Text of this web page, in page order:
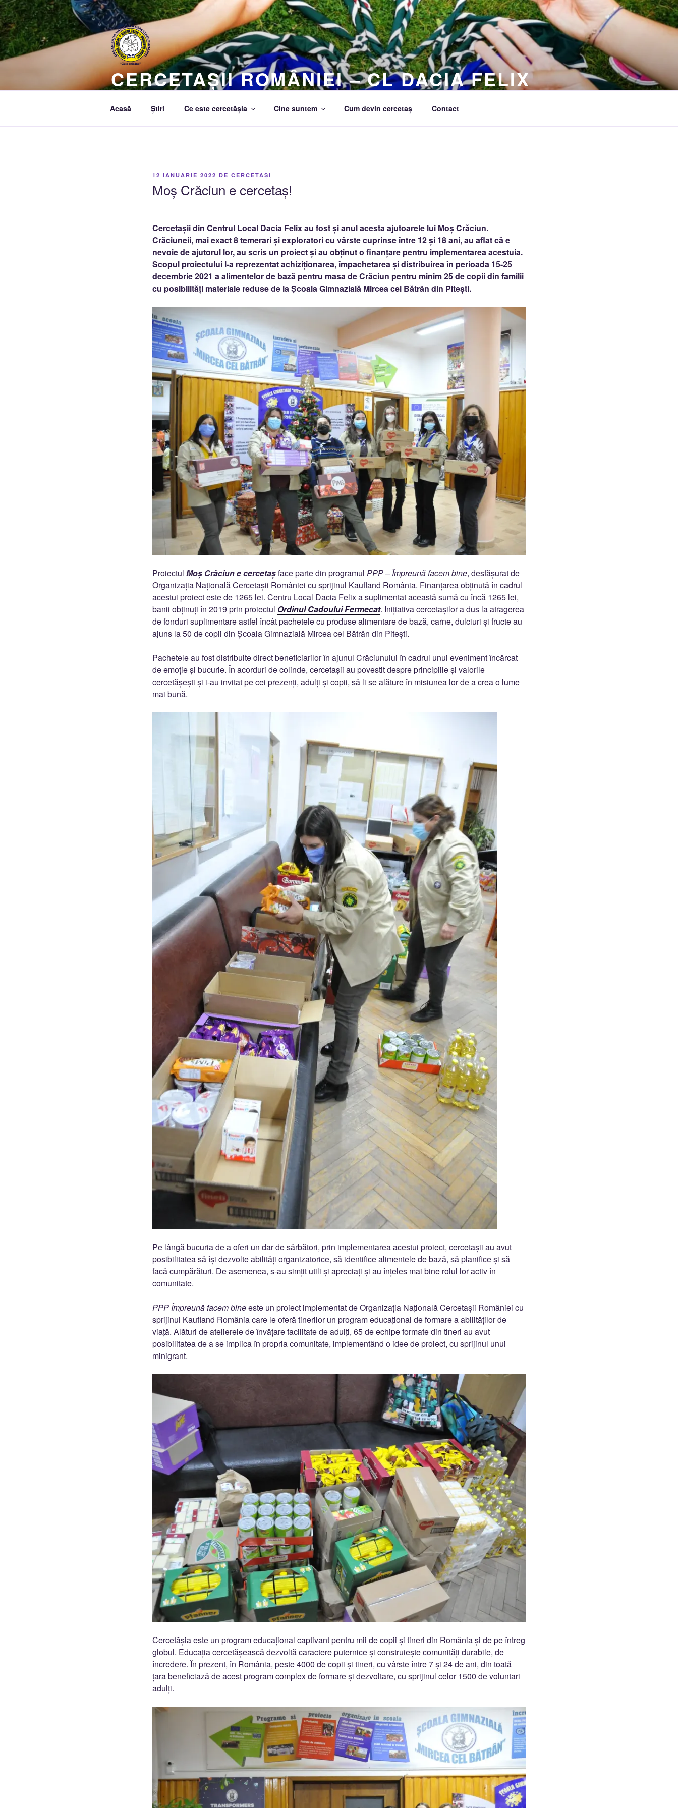
Sari
la
conținut
CERCETAȘII ROMÂNIEI – CL DACIA FELIX
Acasă Știri Ce este cercetășia Cine suntem Cum devin cercetaș Contact
PUBLICAT
12 IANUARIE 2022 DE CERCETAȘI
Moș Crăciun e cercetaș!
Cercetașii din Centrul Local Dacia Felix au fost și anul acesta ajutoarele lui Moș Crăciun.
Crăciuneii, mai exact 8 temerari și exploratori cu vârste cuprinse între 12 și 18 ani, au aflat că e
nevoie de ajutorul lor, au scris un proiect și au obținut o finanțare pentru implementarea acestuia.
Scopul proiectului l-a reprezentat achiziționarea, împachetarea și distribuirea în perioada 15-25
decembrie 2021 a alimentelor de bază pentru masa de Crăciun pentru minim 25 de copii din familii
cu posibilități materiale reduse de la Școala Gimnazială Mircea cel Bătrân din Pitești.
Proiectul Moș Crăciun e cercetașface parte din programul PPP – Împreună facem bine, desfășurat de
Organizația Națională Cercetașii României cu sprijinul Kaufland România. Finanțarea obținută în cadrul
acestui proiect este de 1265 lei. Centru Local Dacia Felix a suplimentat această sumă cu încă 1265 lei,
banii obținuți în 2019 prin proiectul Ordinul Cadoului Fermecat. Inițiativa cercetașilor a dus la atragerea
de fonduri suplimentare astfel încât pachetele cu produse alimentare de bază, carne, dulciuri și fructe au
ajuns la 50 de copii din Școala Gimnazială Mircea cel Bătrân din Pitești.
Pachetele au fost distribuite direct beneficiarilor în ajunul Crăciunului în cadrul unui eveniment încărcat
de emoție și bucurie. În acorduri de colinde, cercetașii au povestit despre principiile și valorile
cercetășești și i-au invitat pe cei prezenți, adulți și copii, să li se alăture în misiunea lor de a crea o lume
mai bună.
Pe lângă bucuria de a oferi un dar de sărbători, prin implementarea acestui proiect, cercetașii au avut
posibilitatea să își dezvolte abilități organizatorice, să identifice alimentele de bază, să planifice și să
facă cumpărături. De asemenea, s-au simțit utili și apreciați și au înțeles mai bine rolul lor activ în
comunitate.
PPP Împreună facem bineeste un proiect implementat de Organizația Națională Cercetașii României cu
sprijinul Kaufland România care le oferă tinerilor un program educațional de formare a abilităților de
viață. Alături de atelierele de învățare facilitate de adulți, 65 de echipe formate din tineri au avut
posibilitatea de a se implica în propria comunitate, implementând o idee de proiect, cu sprijinul unui
minigrant.
Cercetășia este un program educațional captivant pentru mii de copii și tineri din România și de pe întreg
globul. Educația cercetășească dezvoltă caractere puternice și construiește comunități durabile, de
încredere. În prezent, în România, peste 4000 de copii și tineri, cu vârste între 7 și 24 de ani, din toată
țara beneficiază de acest program complex de formare și dezvoltare, cu sprijinul celor 1500 de voluntari
adulți.